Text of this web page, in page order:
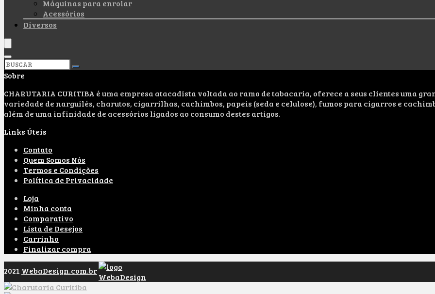
Máquinas para enrolar
Acessórios
Diversos
Sobre
CHARUTARIA CURITIBA é uma empresa atacadista voltada ao ramo de tabacaria, oferece a seus clientes uma
variedade de narguilés, charutos, cigarrilhas, cachimbos, papeis (seda e celulose), fumos para cigarros e
além de uma infinidade de acessórios ligados ao consumo destes artigos.
Links Úteis
Contato
Quem Somos Nós
Termos e Condições
Política de Privacidade
Loja
Minha conta
Comparativo
Lista de Desejos
Carrinho
Finalizar compra
2021 WebaDesign.com.br